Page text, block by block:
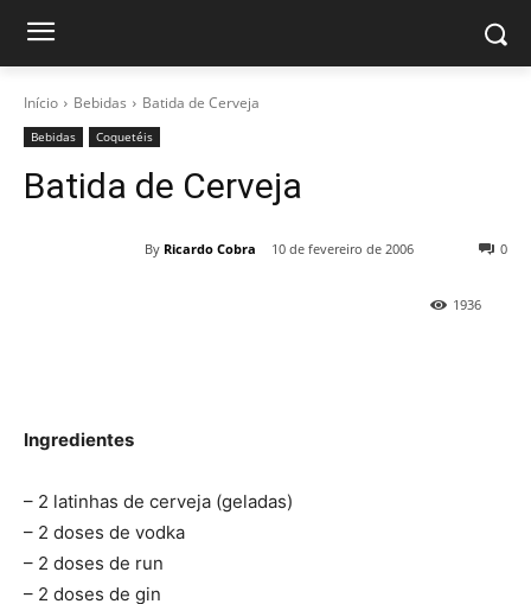
Início Bebidas Batida de Cerveja
Bebidas Coquetéis
Batida de Cerveja
By Ricardo Cobra 10 de fevereiro de 2006 0
1936
Ingredientes
– 2 latinhas de cerveja (geladas)
– 2 doses de vodka
– 2 doses de run
– 2 doses de gin